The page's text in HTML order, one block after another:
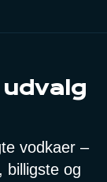
vodkaer –
billigste og